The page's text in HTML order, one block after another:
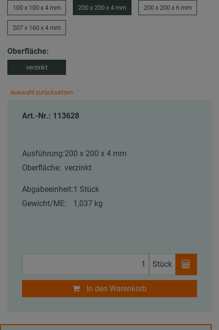
100 x 100 x 4 mm 200 x 200 x 4 mm 200 x 200 x 6 mm
207 x 160 x 4 mm
Oberfläche:
verzinkt
Auswahl zurücksetzen
Art.-Nr.: 113628
Ausführung:200 x 200 x 4 mm
Oberfläche: verzinkt
Abgabeeinheit:1 Stück
Gewicht/ME:
1,037 kg
Stück
In den Warenkorb